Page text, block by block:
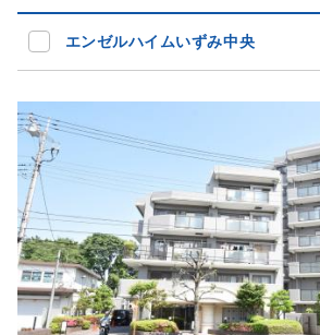
エンゼルハイムいずみ中央